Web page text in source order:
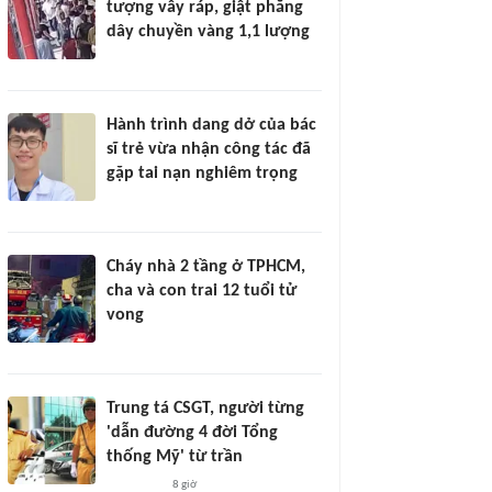
tượng vây ráp, giật phăng
dây chuyền vàng 1,1 lượng
Hành trình dang dở của bác
sĩ trẻ vừa nhận công tác đã
gặp tai nạn nghiêm trọng
Cháy nhà 2 tầng ở TPHCM,
cha và con trai 12 tuổi tử
vong
Trung tá CSGT, người từng
'dẫn đường 4 đời Tổng
thống Mỹ' từ trần
8 giờ